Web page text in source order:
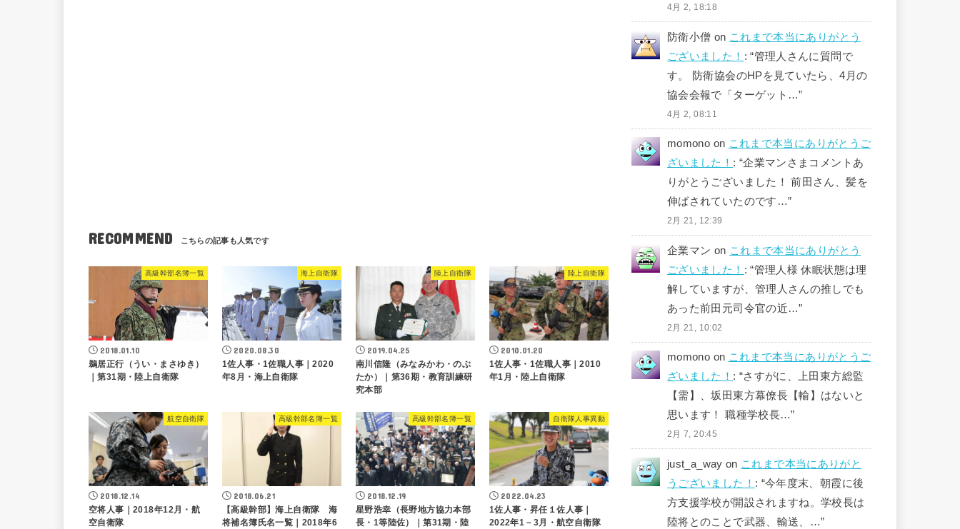
RECOMMEND
高級幹部名簿一覧
2018.01.10
鵜居正行（うい・まさゆき）
｜第31期・陸上自衛隊
海上自衛隊
2020.08.30
1佐人事・1佐職人事｜2020
年8月・海上自衛隊
陸上自衛隊
2019.04.25
南川信隆（みなみかわ・のぶ
たか）｜第36期・教育訓練研
究本部
陸上自衛隊
2010.01.20
1佐人事・1佐職人事｜2010
年1月・陸上自衛隊
航空自衛隊
2018.12.14
空将人事｜2018年12月・航
空自衛隊
高級幹部名簿一覧
2018.06.21
【高級幹部】海上自衛隊 海
将補名簿氏名一覧｜2018年6
高級幹部名簿一覧
2018.12.19
星野浩幸（長野地方協力本部
長・1等陸佐）｜第31期・陸
自衛隊人事異動
2022.04.23
1佐人事・昇任１佐人事｜
2022年1－3月・航空自衛隊
4月 2, 18:18
防衛小僧 on これまで本当にありがとう
ございました！ : “管理人さんに質問で
す。 防衛協会のHPを見ていたら、4月の
協会会報で「ターゲット…”
4月 2, 08:11
momono on これまで本当にありがとうご
ざいました！ : “企業マンさまコメントあ
りがとうございました！ 前田さん、髪を
伸ばされていたのです…”
2月 21, 12:39
企業マン on これまで本当にありがとう
ございました！ : “管理人様 休眠状態は理
解していますが、管理人さんの推しでも
あった前田元司令官の近…”
2月 21, 10:02
momono on これまで本当にありがとうご
ざいました！ : “さすがに、上田東方総監
【需】、坂田東方幕僚長【輸】はないと
思います！ 職種学校長…”
2月 7, 20:45
just_a_way on これまで本当にありがと
うございました！ : “今年度末、朝霞に後
方支援学校が開設されますね。学校長は
陸将とのことで武器、輸送、…”